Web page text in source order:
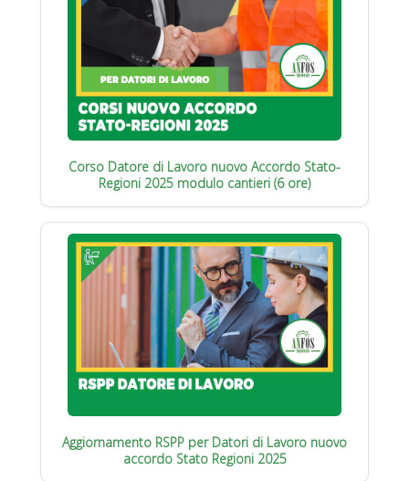
Corso Datore di Lavoro nuovo Accordo Stato-
Regioni 2025 modulo cantieri (6 ore)
Aggiornamento RSPP per Datori di Lavoro nuovo
accordo Stato Regioni 2025